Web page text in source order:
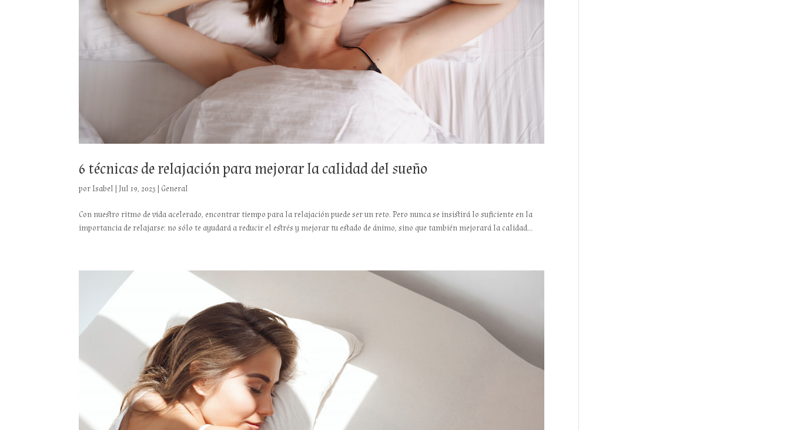
6 técnicas de relajación para mejorar la calidad del sueño
porIsabel |Jul 19, 2023 General
Con nuestro ritmo de vida acelerado, encontrar tiempo para la relajación puede ser un reto. Pero nunca se insistirá lo suficiente en la
importancia de relajarse: no sólo te ayudará a reducir el estrés y mejorar tu estado de ánimo, sino que también mejorará la calidad...